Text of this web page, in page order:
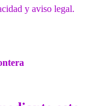
y aviso legal.